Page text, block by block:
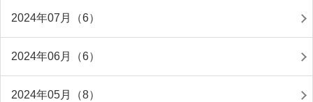
2024年07月（6）
2024年06月（6）
2024年05月（8）